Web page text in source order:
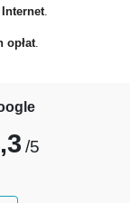
opłat
/5